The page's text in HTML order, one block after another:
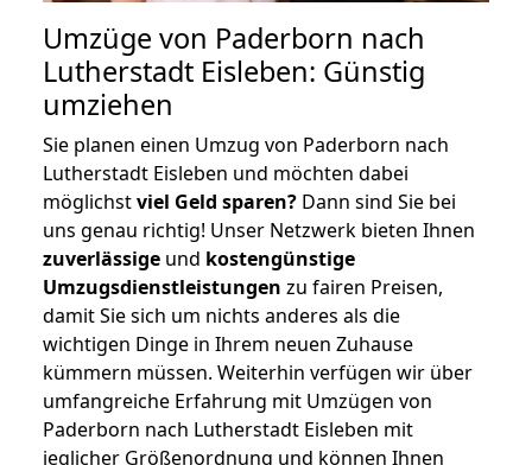
Umzüge von Paderborn nach
Lutherstadt Eisleben: Günstig
umziehen
Sie planen einen Umzug von Paderborn nach
Lutherstadt Eisleben und möchten dabei
möglichstviel Geld sparen? Dann sind Sie bei
uns genau richtig! Unser Netzwerk bieten Ihnen
zuverlässige und kostengünstige
Umzugsdienstleistungen zu fairen Preisen,
damit Sie sich um nichts anderes als die
wichtigen Dinge in Ihrem neuen Zuhause
kümmern müssen. Weiterhin verfügen wir über
umfangreiche Erfahrung mit Umzügen von
Paderborn nach Lutherstadt Eisleben mit
jeglicher Größenordnung und können Ihnen